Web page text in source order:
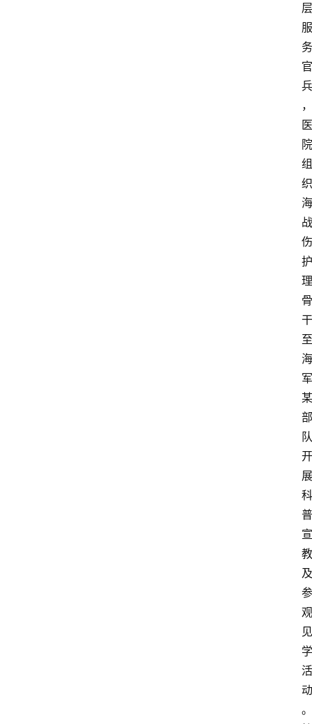
层
服
务
官
兵
，
医
院
组
织
海
战
伤
护
理
骨
干
至
海
军
某
部
队
开
展
科
普
宣
教
及
参
观
见
学
活
动
。